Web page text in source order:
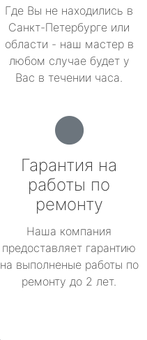
Где Вы не находились в
Санкт-Петербурге или
области - наш мастер в
любом случае будет у
Вас в течении часа.
Гарантия на
работы по
ремонту
Наша компания
предоставляет гарантию
на выполненые работы по
ремонту до 2 лет.